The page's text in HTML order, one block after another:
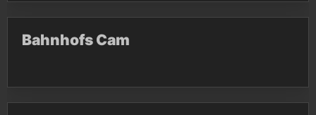
Bahnhofs Cam